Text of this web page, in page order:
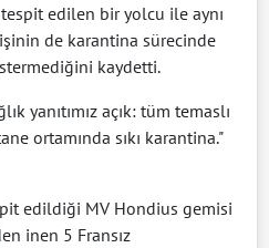
edilen bir yolcu ile aynı
de karantina sürecinde
kaydetti.
yanıtımız açık: tüm temaslı
ortamında sıkı karantina."
edildiği MV Hondius gemisi
inen 5 Fransız